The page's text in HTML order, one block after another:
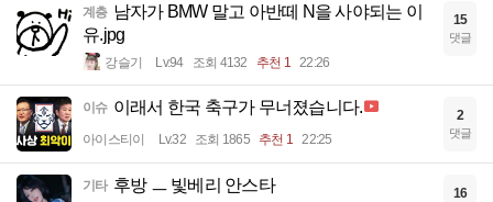
계층 남자가 BMW 말고 아반떼 N을 사야되는 이
유.jpg
강슬기 Lv.94 조회 4132 추천 1 22:26
15
댓글
이슈 이래서 한국 축구가 무너졌습니다.
아이스티이 Lv.32 조회 1865 추천 1 22:25
2
댓글
기타 후방 ㅡ 빛베리 안스타 16